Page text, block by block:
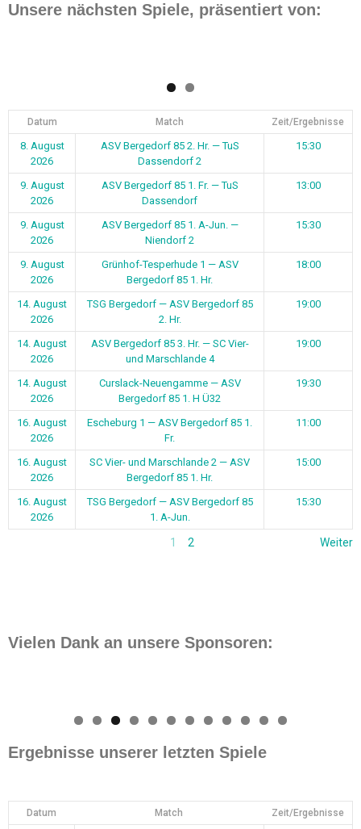
Unsere nächsten Spiele, präsentiert von:
Datum Match Zeit/Ergebnisse
8. August
2026
ASV Bergedorf 85 2. Hr. — TuS
Dassendorf 2
15:30
9. August
2026
ASV Bergedorf 85 1. Fr. — TuS
Dassendorf
13:00
9. August
2026
ASV Bergedorf 85 1. A-Jun. —
Niendorf 2
15:30
9. August
2026
Grünhof-Tesperhude 1 — ASV
Bergedorf 85 1. Hr.
18:00
14. August
2026
TSG Bergedorf — ASV Bergedorf 85
2. Hr.
19:00
14. August
2026
ASV Bergedorf 85 3. Hr. — SC Vier-
und Marschlande 4
19:00
14. August
2026
Curslack-Neuengamme — ASV
Bergedorf 85 1. H Ü32
19:30
16. August
2026
Escheburg 1 — ASV Bergedorf 85 1.
Fr.
11:00
16. August
2026
SC Vier- und Marschlande 2 — ASV
Bergedorf 85 1. Hr.
15:00
16. August
2026
TSG Bergedorf — ASV Bergedorf 85
1. A-Jun.
15:30
1 2 Weiter
Vielen Dank an unsere Sponsoren:
0 1 2
Ergebnisse unserer letzten Spiele
Datum Match Zeit/Ergebnisse